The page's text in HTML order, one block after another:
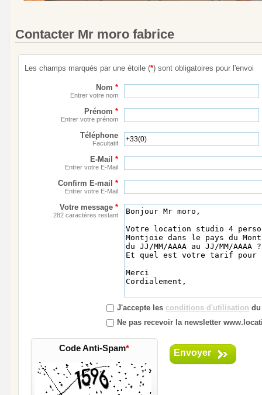
Contacter Mr moro fabrice
Les champs marqués par une étoile (*) sont obligatoires pour l'envoi
Nom *
Entrer votre nom
Prénom *
Entrer votre prénom
Téléphone
Facultatif
E-Mail *
Entrer votre E-Mail
Confirm E-mail *
Entrer votre E-Mail
Votre message *
282 caractères restant
J'accepte les conditions d'utilisation
Ne pas recevoir la newsletter
Code Anti-Spam* Envoyer